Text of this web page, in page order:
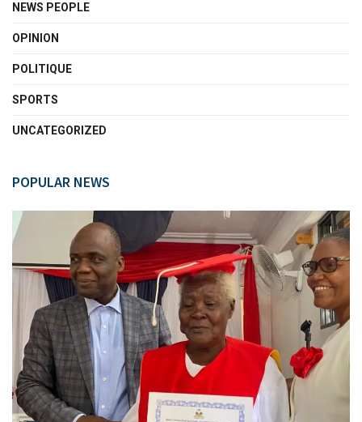
NEWS PEOPLE
OPINION
POLITIQUE
SPORTS
UNCATEGORIZED
POPULAR NEWS